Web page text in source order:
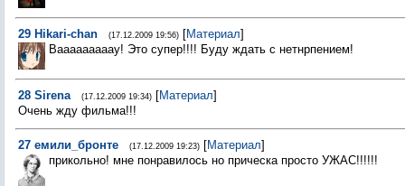
29 Hikari-chan (17.12.2009 19:56) [Материал]
Вааааааааау! Это супер!!!! Буду ждать с нетнрпением!
28 Sirena (17.12.2009 19:34) [Материал]
Очень жду фильма!!!
27 емили_бронте (17.12.2009 19:23) [Материал]
прикольно! мне понравилось но прическа просто УЖАС!!!!!!